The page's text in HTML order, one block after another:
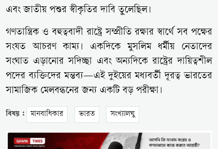
এবং জাতীয় পশুর স্বীকৃতির দাবি তুলেছিল।
গণতান্ত্রিক ও বহুত্ববাদী রাষ্ট্রে সম্প্রীতি রক্ষার স্বার্থে সব পক্ষের
সংযত আচরণ কাম্য। একদিকে মুসলিম ধর্মীয় নেতাদের
সংঘাত এড়ানোর সদিচ্ছা এবং অন্যদিকে রাষ্ট্রের দায়িত্বশীল
পদের ব্যক্তিদের মন্তব্য—এই দুইয়ের মধ্যবর্তী দূরত্ব ভারতের
সামাজিক মেলবন্ধনের জন্য একটি বড় পরীক্ষা।
বিষয় : মানবাধিকার ভারত সংখ্যালঘু